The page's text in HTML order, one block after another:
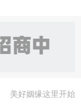
美好姻缘这里开始